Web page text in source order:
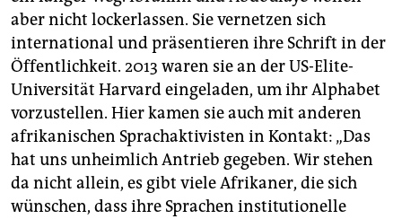
aber nicht lockerlassen. Sie vernetzen sich
international und präsentieren ihre Schrift in der
Öffentlichkeit. 2013 waren sie an der US-Elite-
Universität Harvard eingeladen, um ihr Alphabet
vorzustellen. Hier kamen sie auch mit anderen
afrikanischen Sprachaktivis­ten in Kontakt: „Das
hat uns unheimlich Antrieb ­gegeben. Wir stehen
da nicht ­allein, es gibt viele Afrikaner, die sich
wünschen, dass ihre Sprachen institutionelle